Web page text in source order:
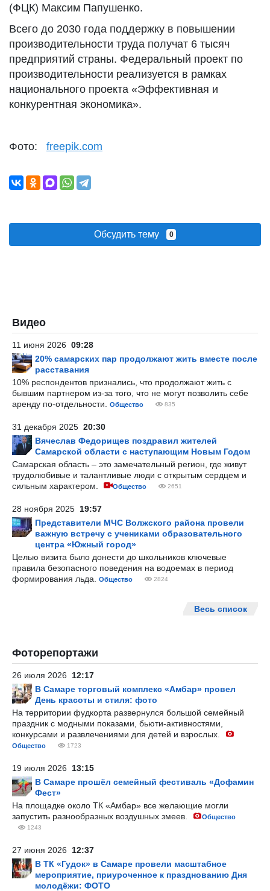
(ФЦК) Максим Папушенко.
Всего до 2030 года поддержку в повышении
производительности труда получат 6 тысяч
предприятий страны. Федеральный проект по
производительности реализуется в рамках
национального проекта «Эффективная и
конкурентная экономика».
Фото: freepik.com
Обсудить тему 0
Видео
11 июня 2026 09:28
20% самарских пар продолжают жить вместе после
расставания
10% респондентов признались, что продолжают жить с
бывшим партнером из-за того, что не могут позволить себе
аренду по-отдельности.
Общество 835
31 декабря 2025 20:30
Вячеслав Федорищев поздравил жителей
Самарской области с наступающим Новым Годом
Самарская область – это замечательный регион, где живут
трудолюбивые и талантливые люди с открытым сердцем и
сильным характером.
Общество 2651
28 ноября 2025 19:57
Представители МЧС Волжского района провели
важную встречу с учениками образовательного
центра «Южный город»
Целью визита было донести до школьников ключевые
правила безопасного поведения на водоемах в период
формирования льда.
Общество 2824
Весь список
Фоторепортажи
26 июля 2026 12:17
В Самаре торговый комплекс «Амбар» провел
День красоты и стиля: фото
На территории фудкорта развернулся большой семейный
праздник с модными показами, бьюти-активностями,
конкурсами и развлечениями для детей и взрослых.
Общество 1723
19 июля 2026 13:15
В Самаре прошёл семейный фестиваль «Дофамин
Фест»
На площадке около ТК «Амбар» все желающие могли
запустить разнообразных воздушных змеев.
Общество
1243
27 июня 2026 12:37
В ТК «Гудок» в Самаре провели масштабное
мероприятие, приуроченное к празднованию Дня
молодёжи: ФОТО